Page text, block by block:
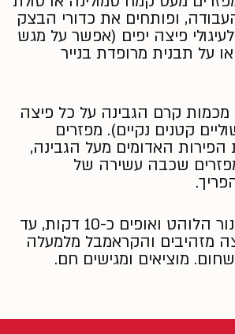
ופותחים את כדורי הבצק
פיצה יפים (אפשר על מגש
או על תבנית מרופדת בנייר
מכמות קרם הגבינה על כל פיצה
קטנים נקיים). מפזרים
הפירות האדומים מעל הגבינה,
שכבה עשירה של
מכניסים לתנור הלוהט ואופים כ-10 דקות, עד
מזהיבים והקראמבל מלמעלה
מוציאים ומגישים חם.